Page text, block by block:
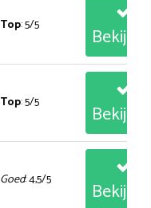
Top: 5/5
Top: 5/5
Goed: 4,5/5